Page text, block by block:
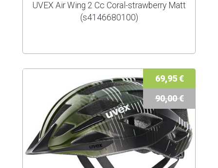
UVEX Air Wing 2 Cc Coral-strawberry Matt
(s4146680100)
69,95 €
90,00 €